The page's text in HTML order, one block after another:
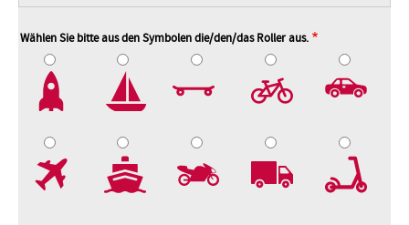
Wählen Sie bitte aus den Symbolen die/den/das Roller aus.